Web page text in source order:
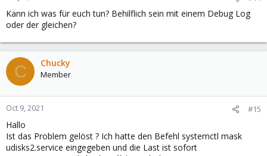
Kann ich was für euch tun? Behilflich sein mit einem Debug Log
oder der gleichen?
C Chucky
Member
Oct 9, 2021 #15
Hallo
Ist das Problem gelöst ? Ich hatte den Befehl systemctl mask
udisks2.service eingegeben und die Last ist sofort